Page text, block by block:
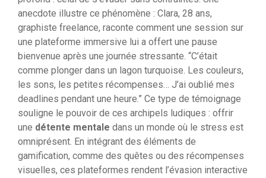
anecdote illustre ce phénomène : Clara, 28 ans,
graphiste freelance, raconte comment une session sur
une plateforme immersive lui a offert une pause
bienvenue après une journée stressante. “C’était
comme plonger dans un lagon turquoise. Les couleurs,
les sons, les petites récompenses… J’ai oublié mes
deadlines pendant une heure.” Ce type de témoignage
souligne le pouvoir de ces archipels ludiques : offrir
une détente mentale dans un monde où le stress est
omniprésent. En intégrant des éléments de
gamification, comme des quêtes ou des récompenses
visuelles, ces plateformes rendent l’évasion interactive